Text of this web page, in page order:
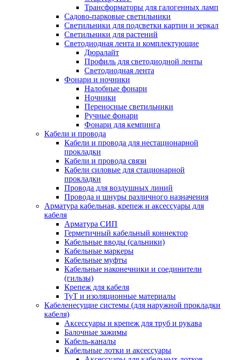
Трансформаторы для галогенных ламп
Садово-парковые светильники
Светильники для подсветки картин и зеркал
Светильники для растений
Светодиодная лента и комплектующие
Дюралайт
Профиль для светодиодной ленты
Светодиодная лента
Фонари и ночники
Налобные фонари
Ночники
Переносные светильники
Ручные фонари
Фонари для кемпинга
Кабели и провода
Кабели и провода для нестационарной
прокладки
Кабели и провода связи
Кабели силовые для стационарной
прокладки
Провода для воздушных линий
Провода и шнуры различного назначения
Арматура кабельная, крепеж и аксессуары для
кабеля
Арматура СИП
Герметичный кабельный коннектор
Кабельные вводы (сальники)
Кабельные маркеры
Кабельные муфты
Кабельные наконечники и соединители
(гильзы)
Крепеж для кабеля
ТуТ и изоляционные материалы
Кабеленесущие системы (для наружной прокладки
кабеля)
Аксессуары и крепеж для труб и рукава
Балочные зажимы
Кабель-каналы
Кабельные лотки и аксессуары